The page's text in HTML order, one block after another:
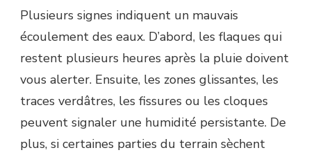
Plusieurs signes indiquent un mauvais
écoulement des eaux. D’abord, les flaques qui
restent plusieurs heures après la pluie doivent
vous alerter. Ensuite, les zones glissantes, les
traces verdâtres, les fissures ou les cloques
peuvent signaler une humidité persistante. De
plus, si certaines parties du terrain sèchent